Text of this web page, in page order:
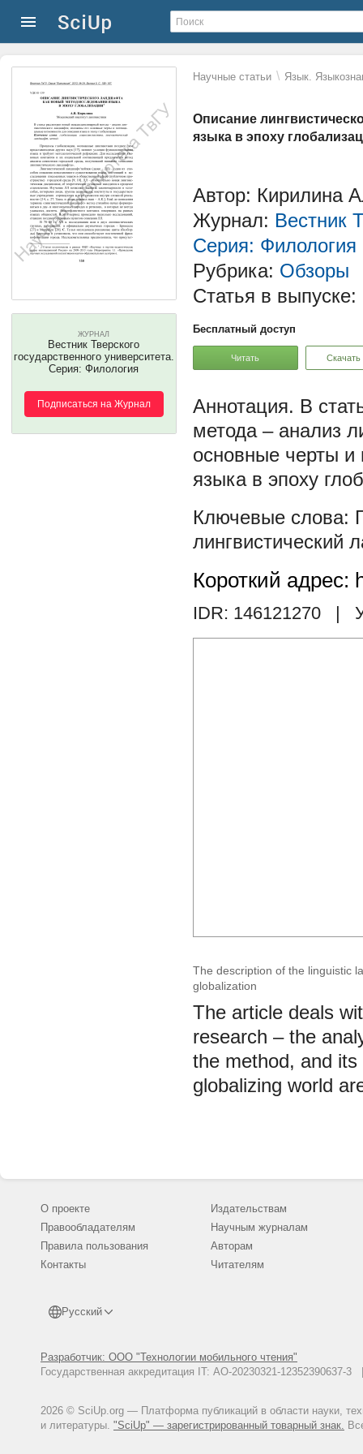
Научные статьи \ Язык.
Описание
языка в эпоху
ЖУРНАЛ
Вестник Тверского
государственного университета.
Серия: Филология
Подписаться на Журнал
Автор: Кирилина
Журнал: Вестник
Серия: Филология
Рубрика: Обзоры
Статья в выпуске:
Бесплатный доступ
Читать Скачать
В
метода – анализ
основные черты и
языка в эпоху
лингвистический
Короткий адрес:
IDR: 146121270 |
The description of the linguistic
globalization
The article deals
research – the
the method, and
globalizing world
О проекте
Правообладателям
Правила пользования
Контакты
Русский
Разработчик: ООО "Технологии мобильного чтения"
Государственная аккредитация IT: АО-20230321-
2026 © SciUp.org — Платформа публикаций в области науки,
и литературы. "SciUp" — зарегистрированный товарный знак.
Издательствам
Научным журналам
Авторам
Читателям